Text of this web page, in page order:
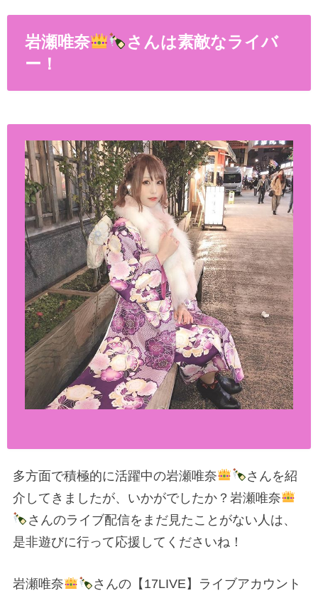
岩瀬唯奈
さんは素敵なライバ
ー！
多方面で積極的に活躍中の岩瀬唯奈
さんを紹
介してきましたが、いかがでしたか？岩瀬唯奈
さんのライブ配信をまだ見たことがない人は、
是非遊びに行って応援してくださいね！
岩瀬唯奈
さんの【17LIVE】ライブアカウント